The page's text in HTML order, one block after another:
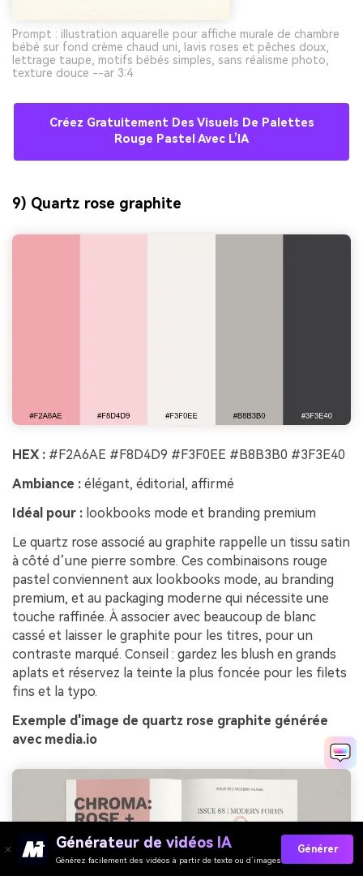
Prompt : illustration aquarelle pour affiche murale de chambre
bébé sur fond crème chaud uni, lavis roses et pêches doux,
lettrage taupe, motifs bébés simples, sans réalisme photo,
texture douce --ar 3:4
Créez Gratuitement Des Visuels De Palettes
Rouge Pastel Avec L’IA
9) Quartz rose graphite
HEX : #F2A6AE #F8D4D9 #F3F0EE #B8B3B0 #3F3E40
Ambiance : élégant, éditorial, affirmé
Idéal pour : lookbooks mode et branding premium
Le quartz rose associé au graphite rappelle un tissu satin
à côté d’une pierre sombre. Ces combinaisons rouge
pastel conviennent aux lookbooks mode, au branding
premium, et au packaging moderne qui nécessite une
touche raffinée. À associer avec beaucoup de blanc
cassé et laisser le graphite pour les titres, pour un
contraste marqué. Conseil : gardez les blush en grands
aplats et réservez la teinte la plus foncée pour les filets
fins et la typo.
Exemple d'image de quartz rose graphite générée
avec media.io
Générateur de vidéos IA
Générez facilement des vidéos à partir de texte ou d’images
Générer